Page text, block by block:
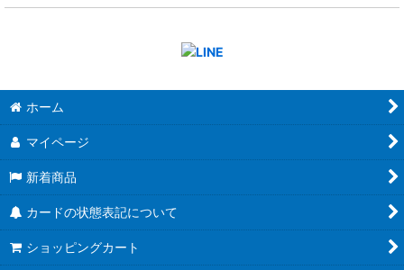
ホーム
マイページ
新着商品
カードの状態表記について
ショッピングカート